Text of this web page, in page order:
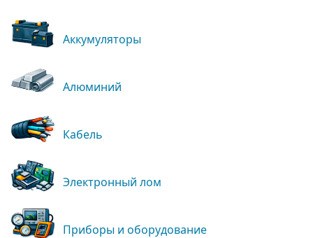
Аккумуляторы
Алюминий
Кабель
Электронный лом
Приборы и оборудование